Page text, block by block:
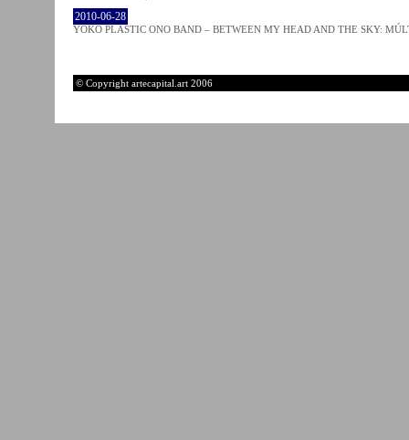
2010-06-28
YOKO PLASTIC ONO BAND – BETWEEN MY HEAD AND THE SKY:
© Copyright artecapital.art 2006